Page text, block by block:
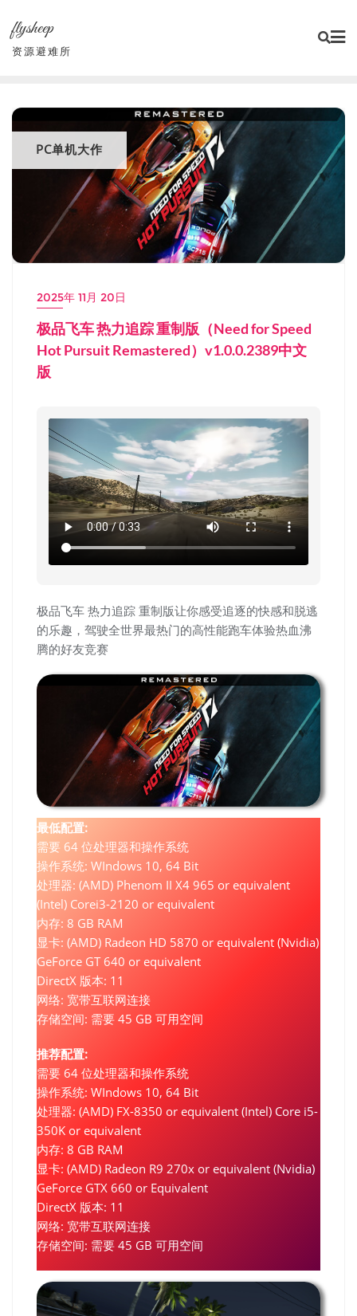
content
flysheep
资源避难所
PC单机大作
2025年 11月 20日
极品飞车 热力追踪 重制版（Need for Speed
Hot Pursuit Remastered）v1.0.0.2389中文
版
极品飞车 热力追踪 重制版让你感受追逐的快感和脱逃
的乐趣，驾驶全世界最热门的高性能跑车体验热血沸
腾的好友竞赛
最低配置:
需要 64 位处理器和操作系统
操作系统: WIndows 10, 64 Bit
处理器: (AMD) Phenom II X4 965 or equivalent
(Intel) Corei3-2120 or equivalent
内存: 8 GB RAM
显卡: (AMD) Radeon HD 5870 or equivalent (Nvidia)
GeForce GT 640 or equivalent
DirectX 版本: 11
网络: 宽带互联网连接
存储空间: 需要 45 GB 可用空间
推荐配置:
需要 64 位处理器和操作系统
操作系统: WIndows 10, 64 Bit
处理器: (AMD) FX-8350 or equivalent (Intel) Core i5-
350K or equivalent
内存: 8 GB RAM
显卡: (AMD) Radeon R9 270x or equivalent (Nvidia)
GeForce GTX 660 or Equivalent
DirectX 版本: 11
网络: 宽带互联网连接
存储空间: 需要 45 GB 可用空间